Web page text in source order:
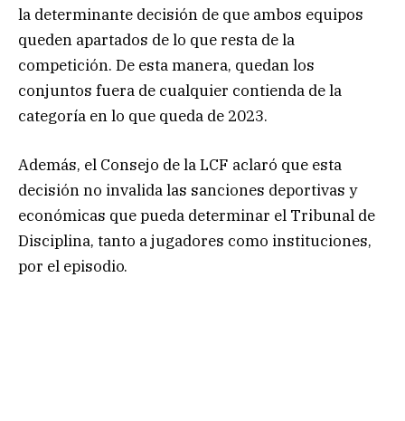
la determinante decisión de que ambos equipos
queden apartados de lo que resta de la
competición. De esta manera, quedan los
conjuntos fuera de cualquier contienda de la
categoría en lo que queda de 2023.
Además, el Consejo de la LCF aclaró que esta
decisión no invalida las sanciones deportivas y
económicas que pueda determinar el Tribunal de
Disciplina, tanto a jugadores como instituciones,
por el episodio.